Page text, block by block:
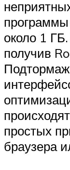
около 1
получив
простых
браузера